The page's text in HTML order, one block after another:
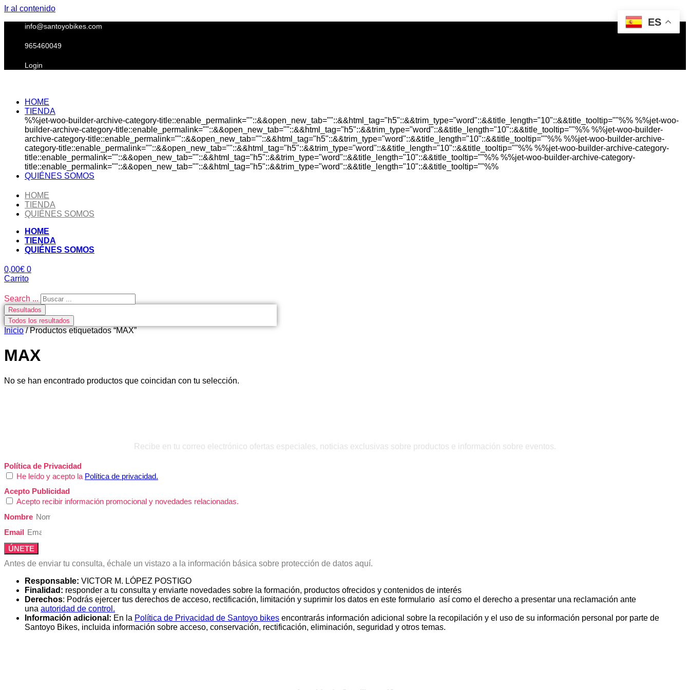
Ir al contenido
info@santoyobikes.com
965460049
Login
HOME
TIENDA
%%jet-woo-builder-archive-category-title::enable_permalink=""::&&open_new_tab=""::&&html_tag="h5"::&&trim_type="word"::&&title_length="10"::&&title_tooltip=""%% %%jet-woo-
builder-archive-category-title::enable_permalink=""::&&open_new_tab=""::&&html_tag="h5"::&&trim_type="word"::&&title_length="10"::&&title_tooltip=""%% %%jet-woo-builder-
archive-category-title::enable_permalink=""::&&open_new_tab=""::&&html_tag="h5"::&&trim_type="word"::&&title_length="10"::&&title_tooltip=""%% %%jet-woo-builder-archive-
category-title::enable_permalink=""::&&open_new_tab=""::&&html_tag="h5"::&&trim_type="word"::&&title_length="10"::&&title_tooltip=""%% %%jet-woo-builder-archive-category-
title::enable_permalink=""::&&open_new_tab=""::&&html_tag="h5"::&&trim_type="word"::&&title_length="10"::&&title_tooltip=""%% %%jet-woo-builder-archive-category-
title::enable_permalink=""::&&open_new_tab=""::&&html_tag="h5"::&&trim_type="word"::&&title_length="10"::&&title_tooltip=""%%
QUIÉNES SOMOS
HOME
TIENDA
QUIÉNES SOMOS
HOME
TIENDA
QUIÉNES SOMOS
0,00€ 0
Carrito
Search ...
Resultados
Todos los resultados
Inicio/ Productos etiquetados “MAX”
MAX
No se han encontrado productos que coincidan con tu selección.
Recibe en tu correo electrónico ofertas especiales, noticias exclusivas sobre productos e información sobre eventos.
Política de Privacidad
He leído y acepto la Política de privacidad.
Acepto Publicidad
Acepto recibir información promocional y novedades relacionadas.
Nombre
Email
ÚNETE
Antes de enviar tu consulta, échale un vistazo a la información básica sobre protección de datos aquí.
Responsable: VICTOR M. LÓPEZ POSTIGO
Finalidad: responder a tu consulta y enviarte novedades sobre la formación, productos ofrecidos y contenidos de interés
Derechos: Podrás ejercer tus derechos de acceso, rectificación, limitación y suprimir los datos en este formulario así como el derecho a presentar una reclamación ante
una autoridad de control.
Información adicional: En la Política de Privacidad de Santoyo bikes encontrarás información adicional sobre la recopilación y el uso de su información personal por parte de
Santoyo Bikes, incluida información sobre acceso, conservación, rectificación, eliminación, seguridad y otros temas.
ES